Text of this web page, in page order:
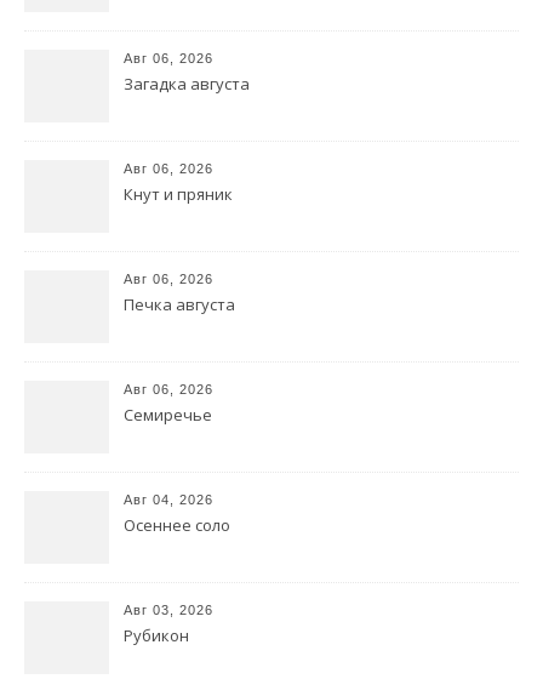
Авг 06, 2026
Загадка августа
Авг 06, 2026
Кнут и пряник
Авг 06, 2026
Печка августа
Авг 06, 2026
Семиречье
Авг 04, 2026
Осеннее соло
Авг 03, 2026
Рубикон